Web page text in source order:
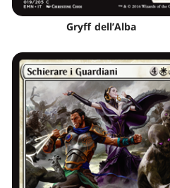
Gryff dell’Alba